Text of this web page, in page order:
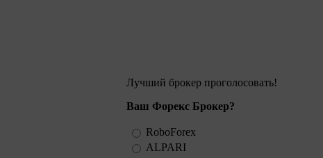
Лучший брокер проголосовать!
Ваш Форекс Брокер?
RoboForex
ALPARI